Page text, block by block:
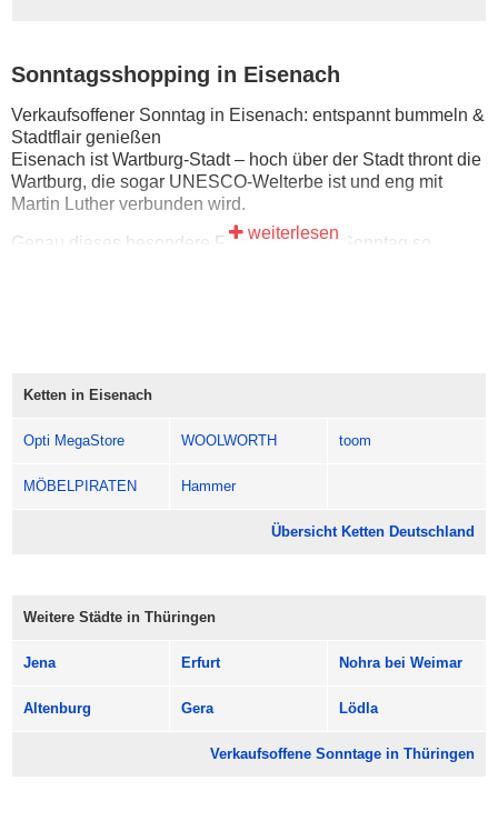
Sonntagsshopping in Eisenach
Verkaufsoffener Sonntag in Eisenach: entspannt bummeln &
Stadtflair genießen
Eisenach ist Wartburg-Stadt – hoch über der Stadt thront die
Wartburg, die sogar UNESCO-Welterbe ist und eng mit
Martin Luther verbunden wird.
Genau dieses besondere Flair macht den Sonntag so
angenehmen Sonntag in Eisenach.
Öffnungszeiten: meist 13:00 bis 18:00 Uhr.
weiterlesen
Ketten in Eisenach
Opti MegaStore WOOLWORTH toom
MÖBELPIRATEN Hammer
Übersicht Ketten Deutschland
Weitere Städte in Thüringen
Jena Erfurt Nohra bei Weimar
Altenburg Gera Lödla
Verkaufsoffene Sonntage in Thüringen